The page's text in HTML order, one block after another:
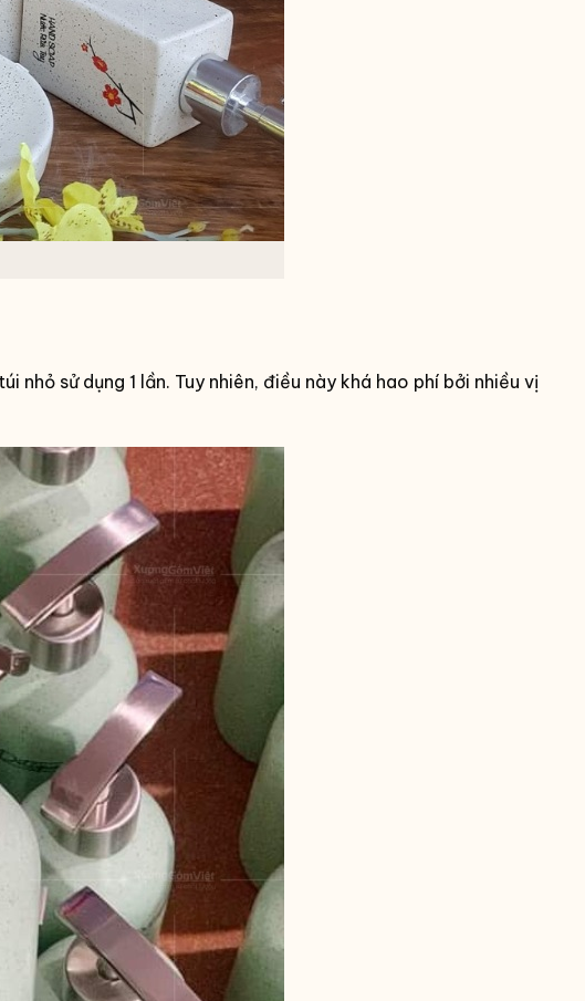
sử dụng 1 lần. Tuy nhiên, điều này khá hao phí bởi nhiều vị